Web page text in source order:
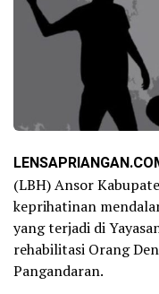
(LBH) Ansor
keprihatinan
yang terjadi di
rehabilitasi Orang
Pangandaran.